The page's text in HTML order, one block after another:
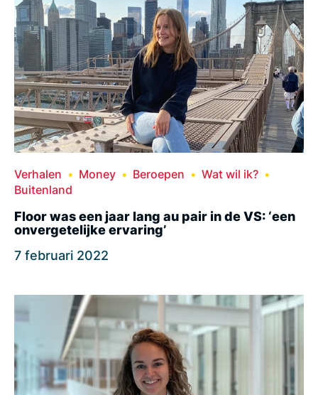
Verhalen Money Beroepen
Wat wil ik?
Buitenland
Floor was een jaar lang au pair in de VS: ‘een
onvergetelijke ervaring’
7 februari 2022